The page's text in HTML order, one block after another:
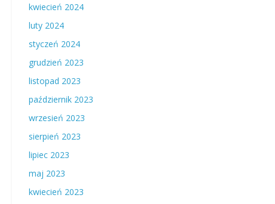
kwiecień 2024
luty 2024
styczeń 2024
grudzień 2023
listopad 2023
październik 2023
wrzesień 2023
sierpień 2023
lipiec 2023
maj 2023
kwiecień 2023